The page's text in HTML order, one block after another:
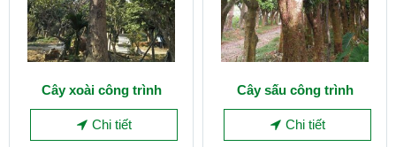
Cây xoài công trình
Chi tiết
Cây sấu công trình
Chi tiết